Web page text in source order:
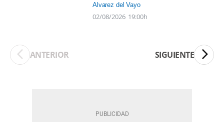
Alvarez del Vayo
02/08/2026 19:00h
ANTERIOR SIGUIENTE